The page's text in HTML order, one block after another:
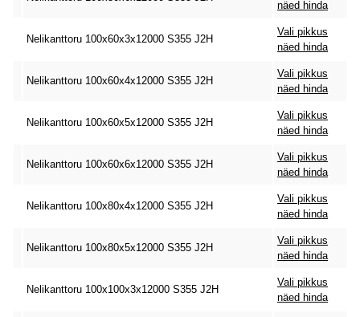
näed hinda
Nelikanttoru 100x60x3x12000 S355 J2H
Vali pikkus
näed hinda
Nelikanttoru 100x60x4x12000 S355 J2H
Vali pikkus
näed hinda
Nelikanttoru 100x60x5x12000 S355 J2H
Vali pikkus
näed hinda
Nelikanttoru 100x60x6x12000 S355 J2H
Vali pikkus
näed hinda
Nelikanttoru 100x80x4x12000 S355 J2H
Vali pikkus
näed hinda
Nelikanttoru 100x80x5x12000 S355 J2H
Vali pikkus
näed hinda
Nelikanttoru 100x100x3x12000 S355 J2H
Vali pikkus
näed hinda